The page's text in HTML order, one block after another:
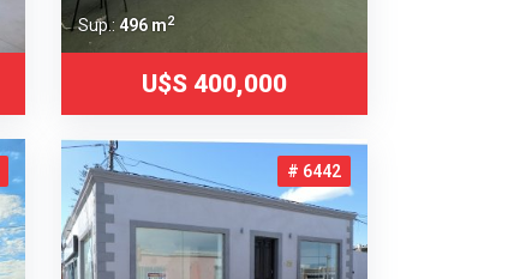
Sup.: 496 m2
U$S 400,000
# 6442